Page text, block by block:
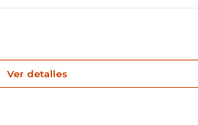
Ver detalles